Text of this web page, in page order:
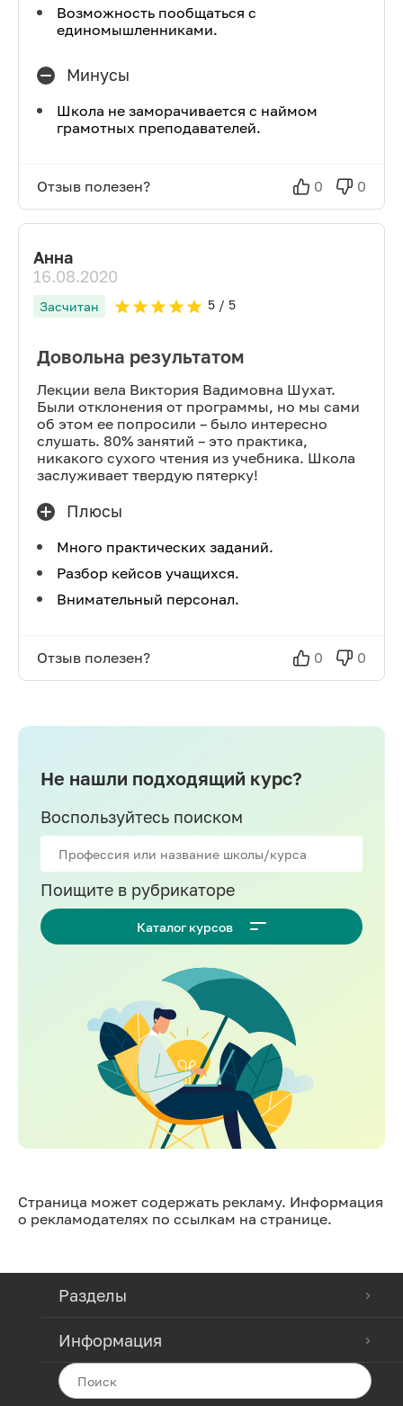
Возможность пообщаться с
единомышленниками.
Минусы
Школа не заморачивается с наймом
грамотных преподавателей.
Отзыв полезен? 0 0
Анна
16.08.2020
Засчитан 5/ 5
Довольна результатом
Лекции вела Виктория Вадимовна Шухат.
Были отклонения от программы, но мы сами
об этом ее попросили – было интересно
слушать. 80% занятий – это практика,
никакого сухого чтения из учебника. Школа
заслуживает твердую пятерку!
Плюсы
Много практических заданий.
Разбор кейсов учащихся.
Внимательный персонал.
Отзыв полезен? 0 0
Не нашли подходящий курс?
Воспользуйтесь поиском
Поищите в рубрикаторе
Каталог курсов
Страница может содержать рекламу. Информация
о рекламодателях по ссылкам на странице.
Разделы
Информация